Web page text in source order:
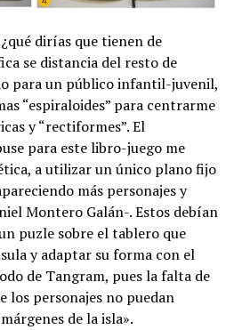
dirías que tienen de
se distancia del resto de
para un público infantil-juvenil,
“espiraloides” para centrarme
y “rectiformes”. El
para este libro-juego me
a utilizar un único plano fijo
más personajes y
Montero Galán-. Estos debían
puzle sobre el tablero que
y adaptar su forma con el
de Tangram, pues la falta de
los personajes no puedan
de la isla».